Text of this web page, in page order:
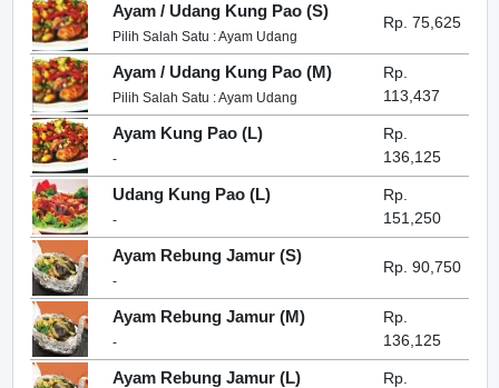
Ayam / Udang Kung Pao (S)
Pilih Salah Satu : Ayam Udang
Rp. 75,625
Ayam / Udang Kung Pao (M)
Pilih Salah Satu : Ayam Udang
Rp.
113,437
Ayam Kung Pao (L)
-
Rp.
136,125
Udang Kung Pao (L)
-
Rp.
151,250
Ayam Rebung Jamur (S)
-
Rp. 90,750
Ayam Rebung Jamur (M)
-
Rp.
136,125
Ayam Rebung Jamur (L)
Rp.